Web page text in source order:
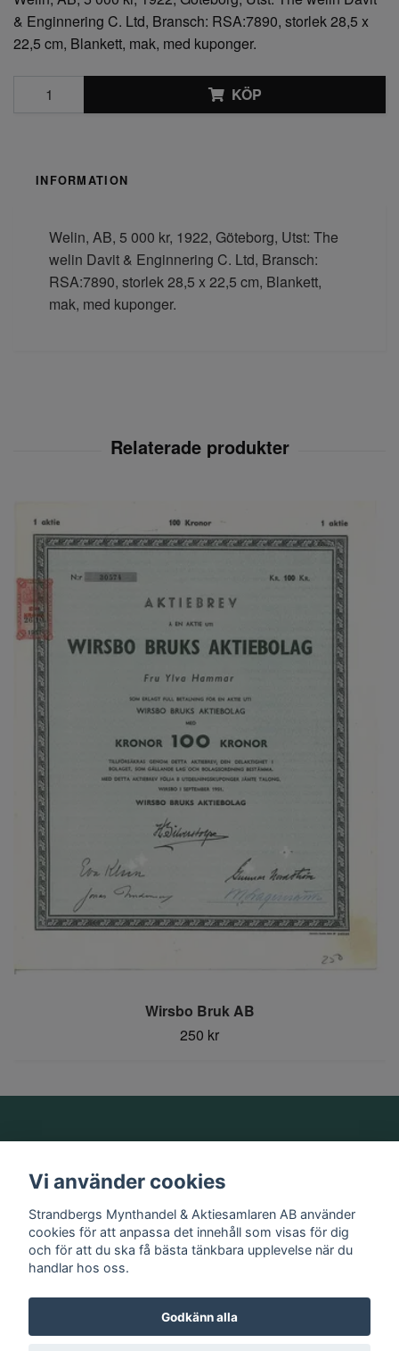
& Enginnering C. Ltd, Bransch: RSA:7890, storlek 28,5 x
22,5 cm, Blankett, mak, med kuponger.
KÖP
INFORMATION
Welin, AB, 5 000 kr, 1922, Göteborg, Utst: The
welin Davit & Enginnering C. Ltd, Bransch:
RSA:7890, storlek 28,5 x 22,5 cm, Blankett,
mak, med kuponger.
Wirsbo Bruk AB
250 kr
Information
Sociala medier
Vi använder cookies
Strandbergs Mynthandel & Aktiesamlaren AB använder
cookies för att anpassa det innehåll som visas för dig
och för att du ska få bästa tänkbara upplevelse när du
handlar hos oss.
Godkänn alla